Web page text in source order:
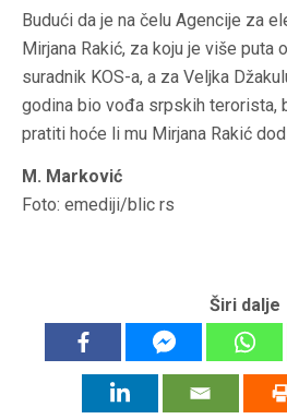
Budući da je na čelu Agencije za
Mirjana Rakić, za koju je više puta
suradnik KOS-a, a za Veljka
godina bio vođa srpskih terorista,
pratiti hoće li mu Mirjana Rakić
M. Marković
Foto: emediji/blic rs
Širi dalje